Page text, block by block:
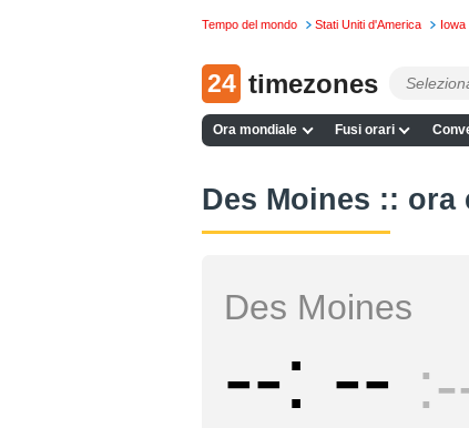
Tempo del mondo Stati Uniti d'America Iowa
24 timezones
Ora mondiale Fusi orari
Des Moines :: ora
Des Moines
-- --